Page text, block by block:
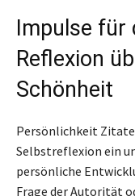
Impulse für
Reflexion
Schönheit
Persönlichkeit
Selbstreflexion ein
persönliche
Frage der Autorität